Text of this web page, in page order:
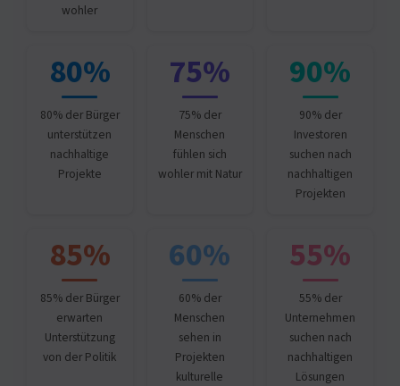
wohler
80%
80% der Bürger
unterstützen
nachhaltige
Projekte
75%
75% der
Menschen
fühlen sich
wohler mit Natur
90%
90% der
Investoren
suchen nach
nachhaltigen
Projekten
85%
85% der Bürger
erwarten
Unterstützung
von der Politik
60%
60% der
Menschen
sehen in
Projekten
kulturelle
55%
55% der
Unternehmen
suchen nach
nachhaltigen
Lösungen